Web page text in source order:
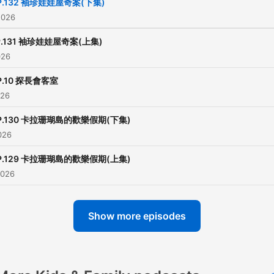
https://open.firstory.me/
weisbetter@gmail.com
【豬探長動畫線上看】
https://www.youtube.com/
►WOW聽故事：
袖珍娃娃屋奇案(下集)
袖珍娃娃屋奇案(上集)
探長會客室
卡拉珊瑚島的歡樂假期(下集)
卡拉珊瑚島的歡樂假期(上集)
Show more episodes